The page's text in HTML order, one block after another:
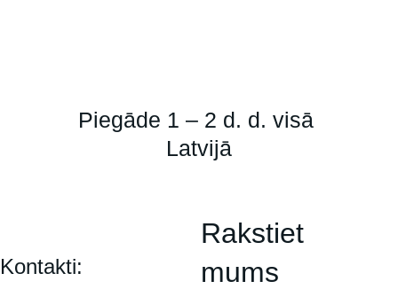
Rakstiet
mums
Kontakti:
Piegāde 1 – 2 d. d. visā
Latvijā